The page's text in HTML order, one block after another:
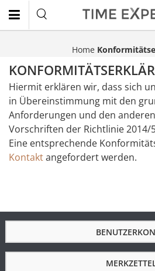
Home
Hiermit erklären wir, dass sich
in Übereinstimmung mit den
Anforderungen und den
Vorschriften der Richtlinie 2014/
Eine entsprechende
Kontaktangefordert werden.